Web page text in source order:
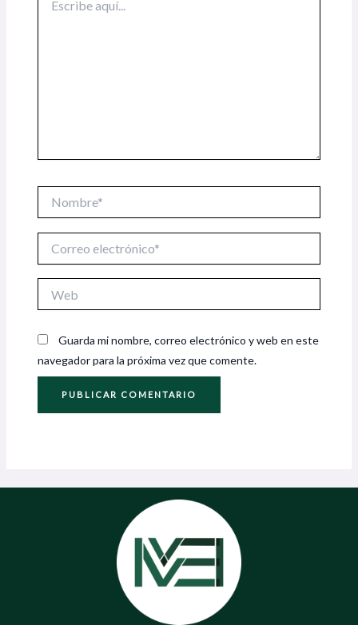
aquí...
electrónico*
Guarda mi nombre, correo electrónico y web en este
navegador para la próxima vez que comente.